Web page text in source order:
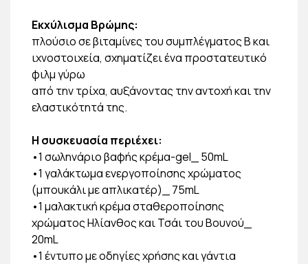
Εκχύλισμα Βρώμης:
πλούσιο σε βιταμίνες του συμπλέγματος Β και
ιχνοστοιχεία, σχηματίζει ένα προστατευτικό
φιλμ γύρω
από την τρίχα, αυξάνοντας την αντοχή και την
ελαστικότητά της.
Η συσκευασία περιέχει:
•1 σωληνάριο βαφής κρέμα-gel_ 50mL
•1 γαλάκτωμα ενεργοποίησης χρώματος
(μπουκάλι με απλικατέρ)_ 75mL
•1 μαλακτική κρέμα σταθεροποίησης
χρώματος Ηλίανθος και Τσάι του Βουνού_
20mL
•1 έντυπο με οδηγίες χρήσης και γάντια